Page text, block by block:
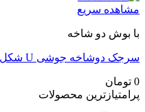
مشاهده سریع
با بوش دو شاخه
سرجک دوشاخه جوشی U شکل 35mm
0 تومان
پرامتیازترین محصولات